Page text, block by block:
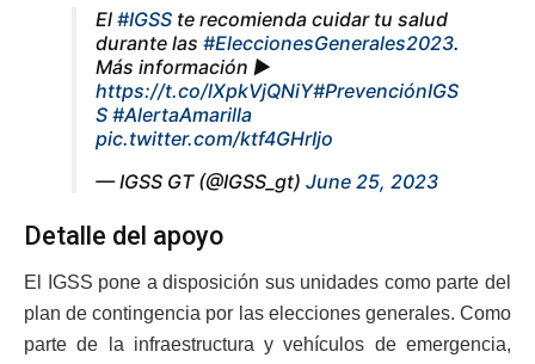
El #IGSS te recomienda cuidar tu salud
durante las #EleccionesGenerales2023.
Más información ►
https://t.co/lXpkVjQNiY#PrevenciónIGS
S #AlertaAmarilla
pic.twitter.com/ktf4GHrIjo
— IGSS GT (@IGSS_gt) June 25, 2023
Detalle del apoyo
El IGSS pone a disposición sus unidades como parte del
plan de contingencia por las elecciones generales. Como
parte de la infraestructura y vehículos de emergencia,